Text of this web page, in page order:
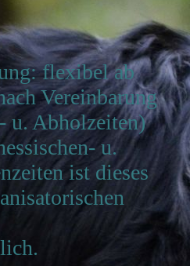
flexibel ab
Vereinbarung
u. Abholzeiten)
u.
ist dieses